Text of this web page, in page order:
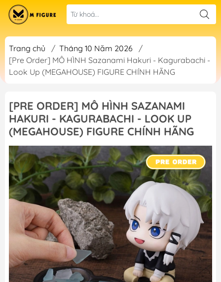
Trang chủ / Tháng 10 Năm 2026
/
[Pre Order] MÔ HÌNH Sazanami Hakuri - Kagurabachi -
Look Up (MEGAHOUSE) FIGURE CHÍNH HÃNG
[PRE ORDER] MÔ HÌNH SAZANAMI
HAKURI - KAGURABACHI - LOOK UP
(MEGAHOUSE) FIGURE CHÍNH HÃNG